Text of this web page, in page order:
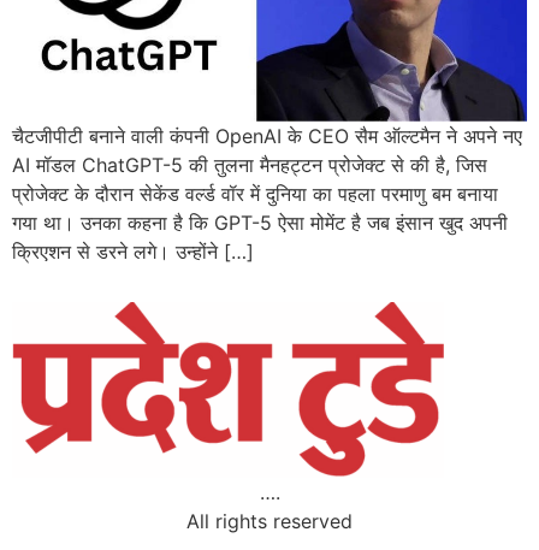
चैटजीपीटी बनाने वाली कंपनी OpenAI के CEO सैम ऑल्टमैन ने अपने नए
AI मॉडल ChatGPT-5 की तुलना मैनहट्टन प्रोजेक्ट से की है, जिस
प्रोजेक्ट के दौरान सेकेंड वर्ल्ड वॉर में दुनिया का पहला परमाणु बम बनाया
गया था। उनका कहना है कि GPT-5 ऐसा मोमेंट है जब इंसान खुद अपनी
क्रिएशन से डरने लगे। उन्होंने […]
….
All rights reserved